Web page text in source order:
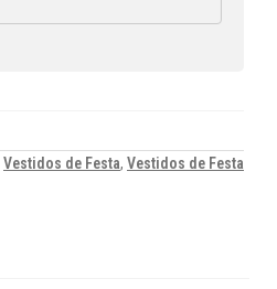
Vestidos de Festa, Vestidos de Festa